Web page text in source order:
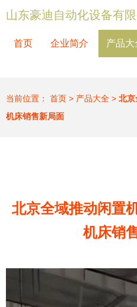
山东豪迪自动化设备有限
首页 企业简介 产品大
当前位置： 首页 > 产品大全 > 北京
机床销售新局面
北京全域推动闲置
机床销